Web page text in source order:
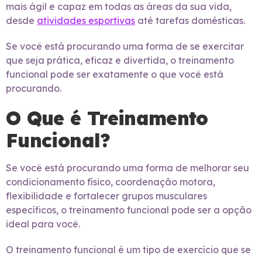
mais ágil e capaz em todas as áreas da sua vida,
desde atividades esportivas até tarefas domésticas.
Se você está procurando uma forma de se exercitar
que seja prática, eficaz e divertida, o treinamento
funcional pode ser exatamente o que você está
procurando.
O Que é Treinamento
Funcional?
Se você está procurando uma forma de melhorar seu
condicionamento físico, coordenação motora,
flexibilidade e fortalecer grupos musculares
específicos, o treinamento funcional pode ser a opção
ideal para você.
O treinamento funcional é um tipo de exercício que se